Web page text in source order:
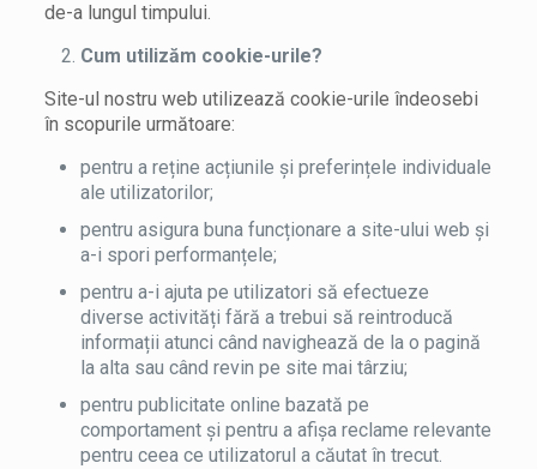
de-a lungul timpului.
Cum utilizăm cookie-urile?
Site-ul nostru web utilizează cookie-urile îndeosebi
în scopurile următoare:
pentru a reține acțiunile și preferințele individuale
ale utilizatorilor;
pentru asigura buna funcționare a site-ului web și
a-i spori performanțele;
pentru a-i ajuta pe utilizatori să efectueze
diverse activități fără a trebui să reintroducă
informații atunci când navighează de la o pagină
la alta sau când revin pe site mai târziu;
pentru publicitate online bazată pe
comportament și pentru a afișa reclame relevante
pentru ceea ce utilizatorul a căutat în trecut.